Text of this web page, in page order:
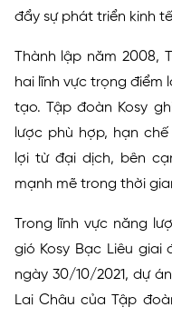
đẩy sự phát triển kinh
Thành lập năm 2008,
hai lĩnh vực trọng điểm
tạo. Tập đoàn Kosy
lược phù hợp, hạn
lợi từ đại dịch, bên
mạnh mẽ trong thời
Trong lĩnh vực năng
gió Kosy Bạc Liêu
ngày 30/10/2021, dự
Lai Châu của Tập